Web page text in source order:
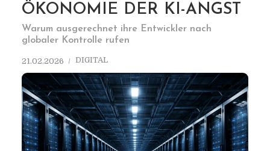
ÖKONOMIE DER KI-ANGST
Warum ausgerechnet ihre Entwickler nach
globaler Kontrolle rufen
21.02.2026 DIGITAL